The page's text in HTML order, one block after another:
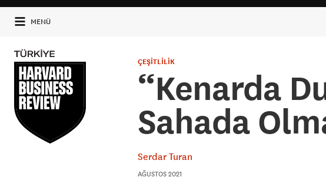
MENÜ
ÇEŞİTLİLİK
“Kenarda
Sahada
Serdar Turan
AĞUSTOS 2021